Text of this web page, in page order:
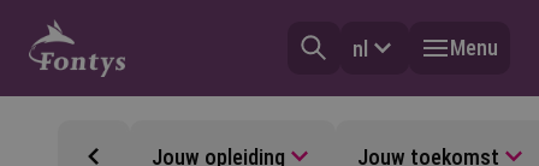
nl Menu
Jouw opleiding Jouw toekomst